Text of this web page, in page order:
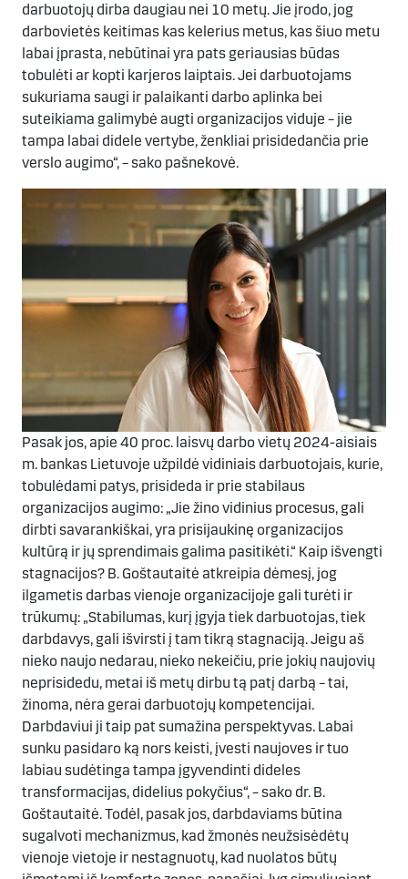
darbuotojų dirba daugiau nei 10 metų. Jie įrodo, jog
darbovietės keitimas kas kelerius metus, kas šiuo metu
labai įprasta, nebūtinai yra pats geriausias būdas
tobulėti ar kopti karjeros laiptais. Jei darbuotojams
sukuriama saugi ir palaikanti darbo aplinka bei
suteikiama galimybė augti organizacijos viduje – jie
tampa labai didele vertybe, ženkliai prisidedančia prie
verslo augimo“, – sako pašnekovė.
Pasak jos, apie 40 proc. laisvų darbo vietų 2024-aisiais
m. bankas Lietuvoje užpildė vidiniais darbuotojais, kurie,
tobulėdami patys, prisideda ir prie stabilaus
organizacijos augimo: „Jie žino vidinius procesus, gali
dirbti savarankiškai, yra prisijaukinę organizacijos
kultūrą ir jų sprendimais galima pasitikėti.“ Kaip išvengti
stagnacijos? B. Goštautaitė atkreipia dėmesį, jog
ilgametis darbas vienoje organizacijoje gali turėti ir
trūkumų: „Stabilumas, kurį įgyja tiek darbuotojas, tiek
darbdavys, gali išvirsti į tam tikrą stagnaciją. Jeigu aš
nieko naujo nedarau, nieko nekeičiu, prie jokių naujovių
neprisidedu, metai iš metų dirbu tą patį darbą – tai,
žinoma, nėra gerai darbuotojų kompetencijai.
Darbdaviui ji taip pat sumažina perspektyvas. Labai
sunku pasidaro ką nors keisti, įvesti naujoves ir tuo
labiau sudėtinga tampa įgyvendinti dideles
transformacijas, didelius pokyčius“, – sako dr. B.
Goštautaitė. Todėl, pasak jos, darbdaviams būtina
sugalvoti mechanizmus, kad žmonės neužsisėdėtų
vienoje vietoje ir nestagnuotų, kad nuolatos būtų